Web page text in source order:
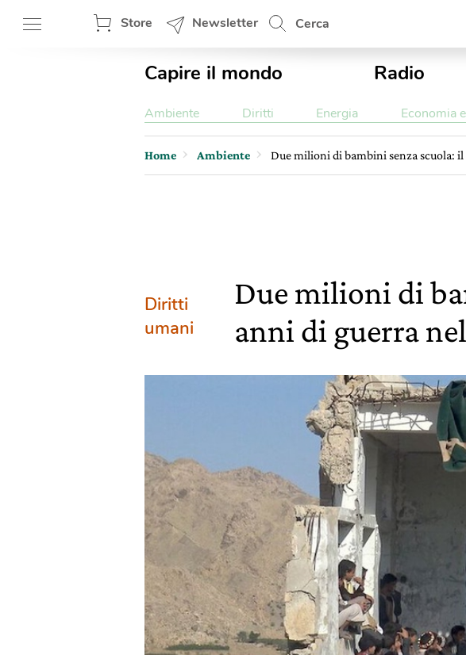
Store Newsletter Cerca
Capire il mondo Radio
Ambiente Diritti Energia Economia
Home Ambiente Due milioni di bambini senza scuola:
Diritti
umani
Due milioni di
anni di guerra